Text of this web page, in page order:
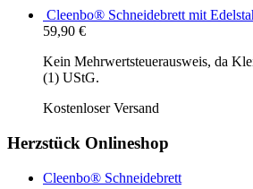
Cleenbo® Schneidebrett mit
59,90 €
Kein Mehrwertsteuerausweis, da
(1) UStG.
Kostenloser Versand
Herzstück Onlineshop
Cleenbo® Schneidebrett